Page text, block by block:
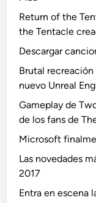
Return of the
the Tentacle
Descargar
Brutal
nuevo Unreal
Gameplay de
de los fans de
Microsoft
Las novedades
2017
Entra en escena